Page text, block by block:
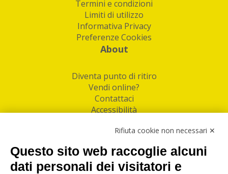
Termini e condizioni
Limiti di utilizzo
Informativa Privacy
Preferenze Cookies
About
Diventa punto di ritiro
Vendi online?
Contattaci
Accessibilità
Facebook
Linkedin
Rifiuta cookie non necessari ✕
Questo sito web raccoglie alcuni
dati personali dei visitatori e